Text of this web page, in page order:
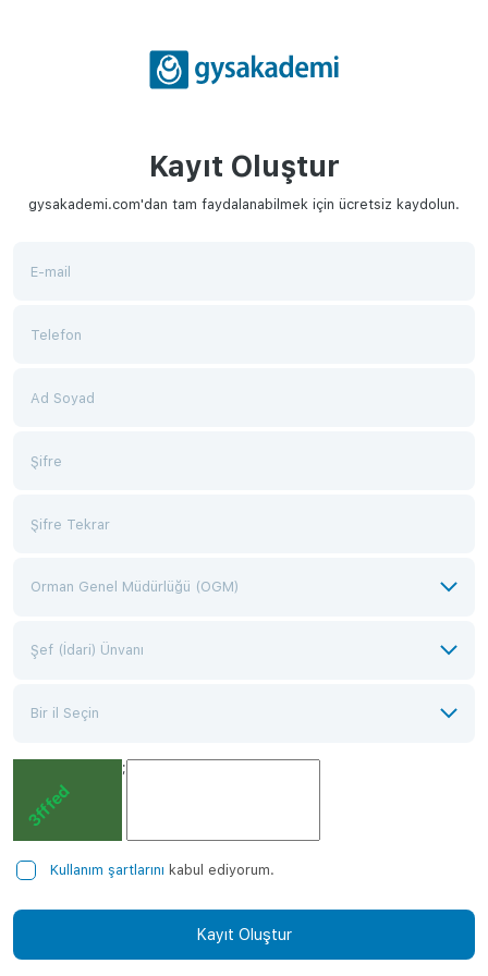
Kayıt Oluştur
gysakademi.com'dan tam faydalanabilmek için ücretsiz kaydolun.
;
Kullanım şartlarını kabul ediyorum.